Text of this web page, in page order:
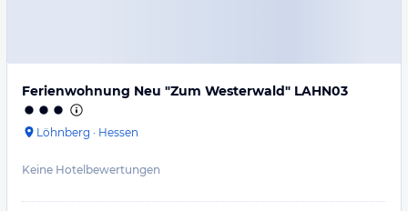
Ferienwohnung Neu "Zum Westerwald" LAHN03
Löhnberg · Hessen
Keine Hotelbewertungen